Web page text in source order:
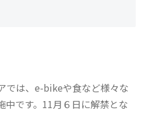
では、e-bikeや食など様々な
中です。11月６日に解禁とな